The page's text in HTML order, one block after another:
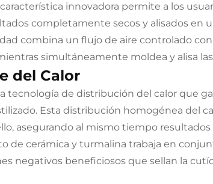
innovadora permite a los
completamente secos y alisados en
combina un flujo de aire controlado
simultáneamente moldea y alisa
del Calor
tecnología de distribución del calor que
Esta distribución homogénea del
asegurando al mismo tiempo
de cerámica y turmalina trabaja en
negativos beneficiosos que sellan la